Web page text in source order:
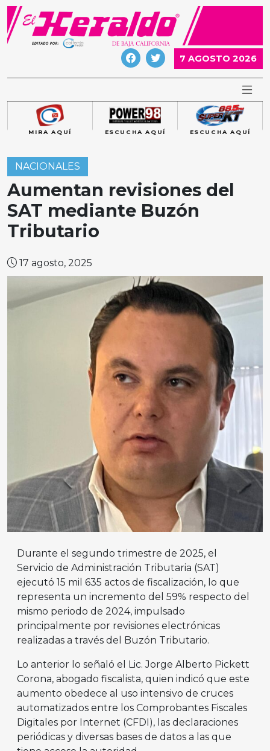
Skip
content
7 AGOSTO 2026
MIRA AQUÍ ESCUCHA AQUÍ ESCUCHA AQUÍ
NACIONALES
Aumentan revisiones del
SAT mediante Buzón
Tributario
17 agosto, 2025
Durante el segundo trimestre de 2025, el
Servicio de Administración Tributaria (SAT)
ejecutó 15 mil 635 actos de fiscalización, lo que
representa un incremento del 59% respecto del
mismo periodo de 2024, impulsado
principalmente por revisiones electrónicas
realizadas a través del Buzón Tributario.
Lo anterior lo señaló el Lic. Jorge Alberto Pickett
Corona, abogado fiscalista, quien indicó que este
aumento obedece al uso intensivo de cruces
automatizados entre los Comprobantes Fiscales
Digitales por Internet (CFDI), las declaraciones
periódicas y diversas bases de datos a las que